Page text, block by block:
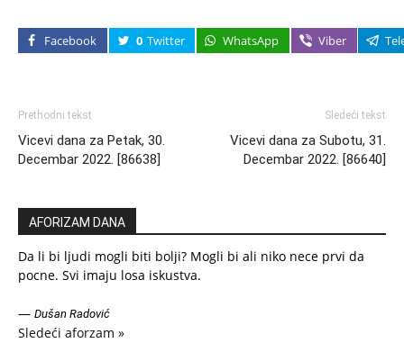
Facebook 0 Twitter WhatsApp Viber
Prethodni tekst
Vicevi dana za Petak, 30.
Decembar 2022. [86638]
Sledeći tekst
Vicevi dana za Subotu, 31.
Decembar 2022. [86640]
AFORIZAM DANA
Da li bi ljudi mogli biti bolji? Mogli bi ali niko nece prvi da
pocne. Svi imaju losa iskustva.
— Dušan Radović
Sledeći aforzam »